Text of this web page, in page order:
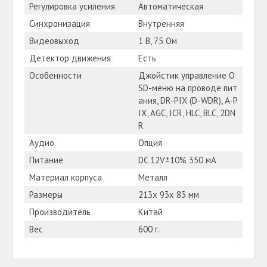
Регулировка усиления
Автоматическая
Синхронизация
Внутренняя
Видеовыход
1 В, 75 Ом
Детектор движения
Есть
Особенности
Джойстик управление O
SD-меню на проводе пит
ания, DR-PIX (D-WDR), A-P
IX, AGC, ICR, HLC, BLC, 2DN
R
Аудио
Опция
Питание
DC 12V±10% 350 мА
Материал корпуса
Металл
Размеры
213x 93x 83 мм
Производитель
Китай
Вес
600 г.